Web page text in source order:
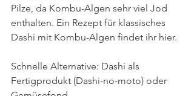
Pilze, da Kombu-Algen sehr viel Jod
enthalten. Ein Rezept für klassisches
Dashi mit Kombu-Algen findet ihr hier.
Schnelle Alternative: Dashi als
Fertigprodukt (Dashi-no-moto) oder